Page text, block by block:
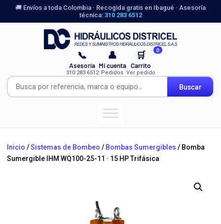
🚚 Envíos a toda Colombia · Recogida gratis en Ibagué · Asesoría
técnica: 310 283 6512
Buscar
📞
Asesoría
310 283 6512
👤
Mi cuenta
Pedidos
🛒 0
Carrito
Ver pedido
Inicio /Sistemas de Bombeo / Bombas Sumergibles / Bomba
Sumergible IHM WQ100-25-11 · 15 HP Trifásica